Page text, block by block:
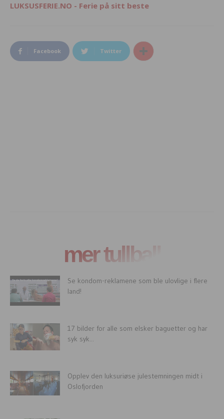
LUKSUSFERIE.NO - Ferie på sitt beste
Facebook Twitter
mer tullball
Se kondom-reklamene som ble ulovlige i flere
land!
17 bilder for alle som elsker baguetter og har
syk syk...
Opplev den luksuriøse julestemningen midt i
Oslofjorden